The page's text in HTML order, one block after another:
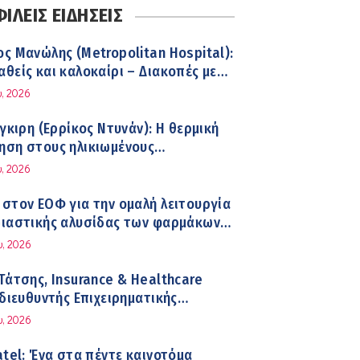
– INTERAMERICAN / Αθηναϊκή
Καρδίτσα ο Υπουργός Υγείας
για την παραλαβή 7
του ΕΚΑΒ και τα εγκαίνια του
ο ύπνος με ανεμιστήρα ή
το καλοκαίρι
Νομπελίστας Ιατρικής: «Σε
μπορεί να έχουμε θεραπεία που
την εξέλιξη του Πάρκινσον»
– «ΕΡΡΙΚΟΣ ΝΤΥΝΑΝ»
ΕΙΔΗΣΕΙΣ
Μανώλης (Metropolitan Hospital):
και καλοκαίρι – Διακοπές με
2026
(Ερρίκος Ντυνάν): H θερμική
στους ηλικιωμένους
2026
ΕΟΦ για την ομαλή λειτουργία
αλυσίδας των φαρμάκων
του καλοκαιριού
2026
Insurance & Healthcare
Επιχειρηματικής
Ομίλου HHG
2026
Ένα στα πέντε καινοτόμα